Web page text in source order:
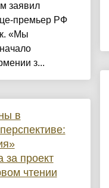
заявил
премьер РФ
«Мы
з...
в
за проект
чтении